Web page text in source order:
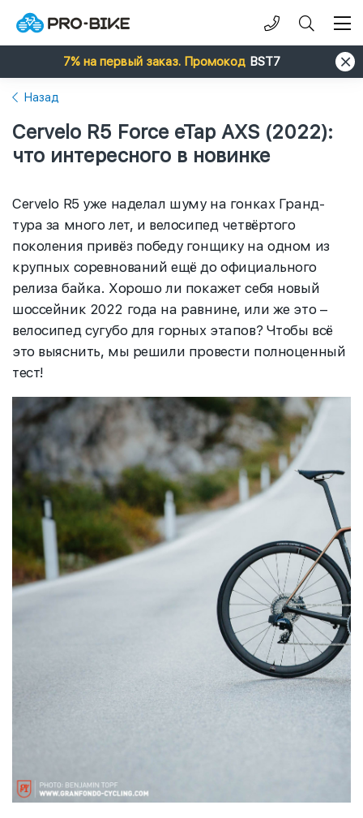
7% на первый заказ. Промокод BST7
Назад
Cervelo R5 Force eTap AXS (2022):
что интересного в новинке
Cervelo R5 уже наделал шуму на гонках Гранд-
тура за много лет, и велосипед четвёртого
поколения привёз победу гонщику на одном из
крупных соревнований ещё до официального
релиза байка. Хорошо ли покажет себя новый
шоссейник 2022 года на равнине, или же это –
велосипед сугубо для горных этапов? Чтобы всё
это выяснить, мы решили провести полноценный
тест!